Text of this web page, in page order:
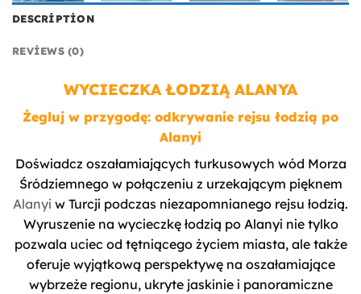
DESCRIPTION
REVIEWS (0)
WYCIECZKA ŁODZIĄ ALANYA
Żegluj w przygodę: odkrywanie rejsu łodzią po
Alanyi
Doświadcz oszałamiających turkusowych wód Morza
Śródziemnego w połączeniu z urzekającym pięknem
Alanyi w Turcji podczas niezapomnianego rejsu łodzią.
Wyruszenie na wycieczkę łodzią po Alanyi nie tylko
pozwala uciec od tętniącego życiem miasta, ale także
oferuje wyjątkową perspektywę na oszałamiające
wybrzeże regionu, ukryte jaskinie i panoramiczne